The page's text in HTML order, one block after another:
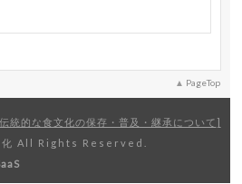
PageTop
統的な食文化の保存・普及・継承について
化 All Rights Reserved.